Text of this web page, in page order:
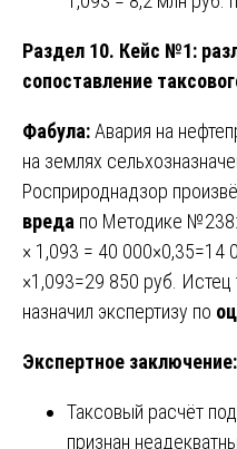
Раздел 10. Кейс №1:
сопоставление
Фабула:Авария на
на землях
Росприроднадзор
вреда по Методике
× 1,093 = 40 000×0,35=14
×1,093=29 850 руб.
назначил экспертизу по
Экспертное заключение:
Таксовый расчёт
признан